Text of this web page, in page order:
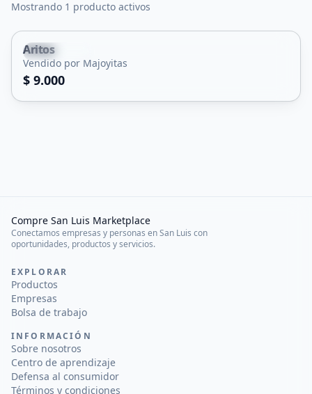
Mostrando 1 producto activos
Cortaderas
Aritos
Vendido por Majoyitas
$ 9.000
Compre San Luis Marketplace
Conectamos empresas y personas en San Luis con
oportunidades, productos y servicios.
EXPLORAR
Productos
Empresas
Bolsa de trabajo
INFORMACIÓN
Sobre nosotros
Centro de aprendizaje
Defensa al consumidor
Términos y condiciones